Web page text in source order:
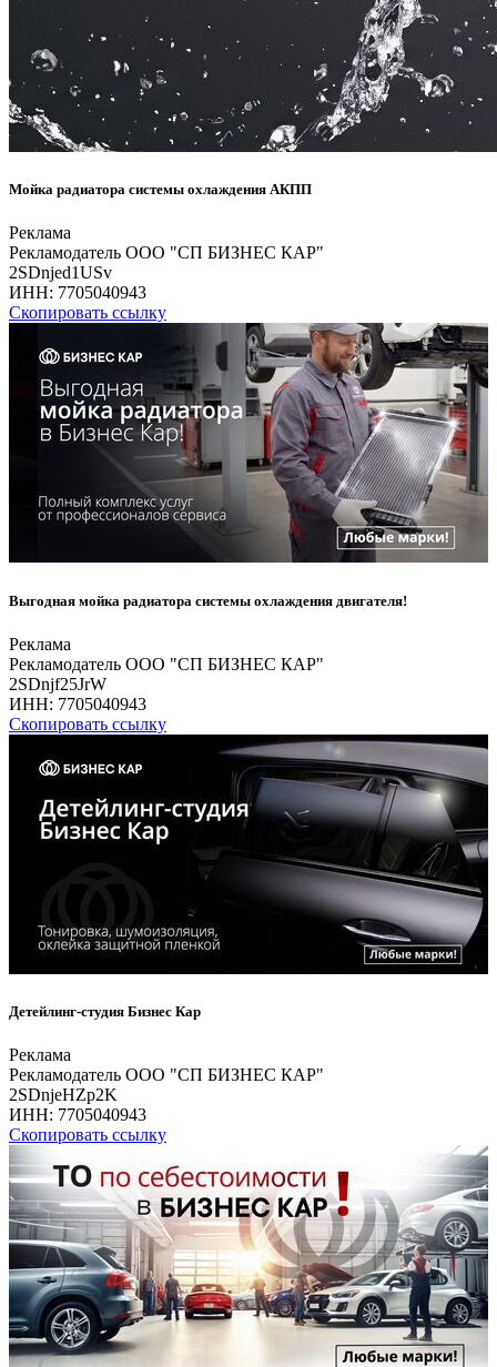
Мойка радиатора системы охлаждения АКПП
Реклама
Рекламодатель ООО "СП БИЗНЕС КАР"
2SDnjed1USv
ИНН: 7705040943
Скопировать ссылку
Выгодная мойка радиатора системы охлаждения двигателя!
Реклама
Рекламодатель ООО "СП БИЗНЕС КАР"
2SDnjf25JrW
ИНН: 7705040943
Скопировать ссылку
Детейлинг-студия Бизнес Кар
Реклама
Рекламодатель ООО "СП БИЗНЕС КАР"
2SDnjeHZp2K
ИНН: 7705040943
Скопировать ссылку